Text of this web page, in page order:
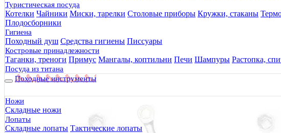
Туристическая посуда
Котелки Чайники Миски, тарелки Столовые приборы Кружки, стаканы
Плодосборники
Гигиена
Походный душ Средства гигиены Писсуары
Костровые принадлежности
Таганки, треноги Примус Мангалы, коптильни Печи Шампуры Растопка,
Посуда из титана
Походные инструменты
Ножи
Складные ножи
Лопаты
Складные лопаты Тактические лопаты